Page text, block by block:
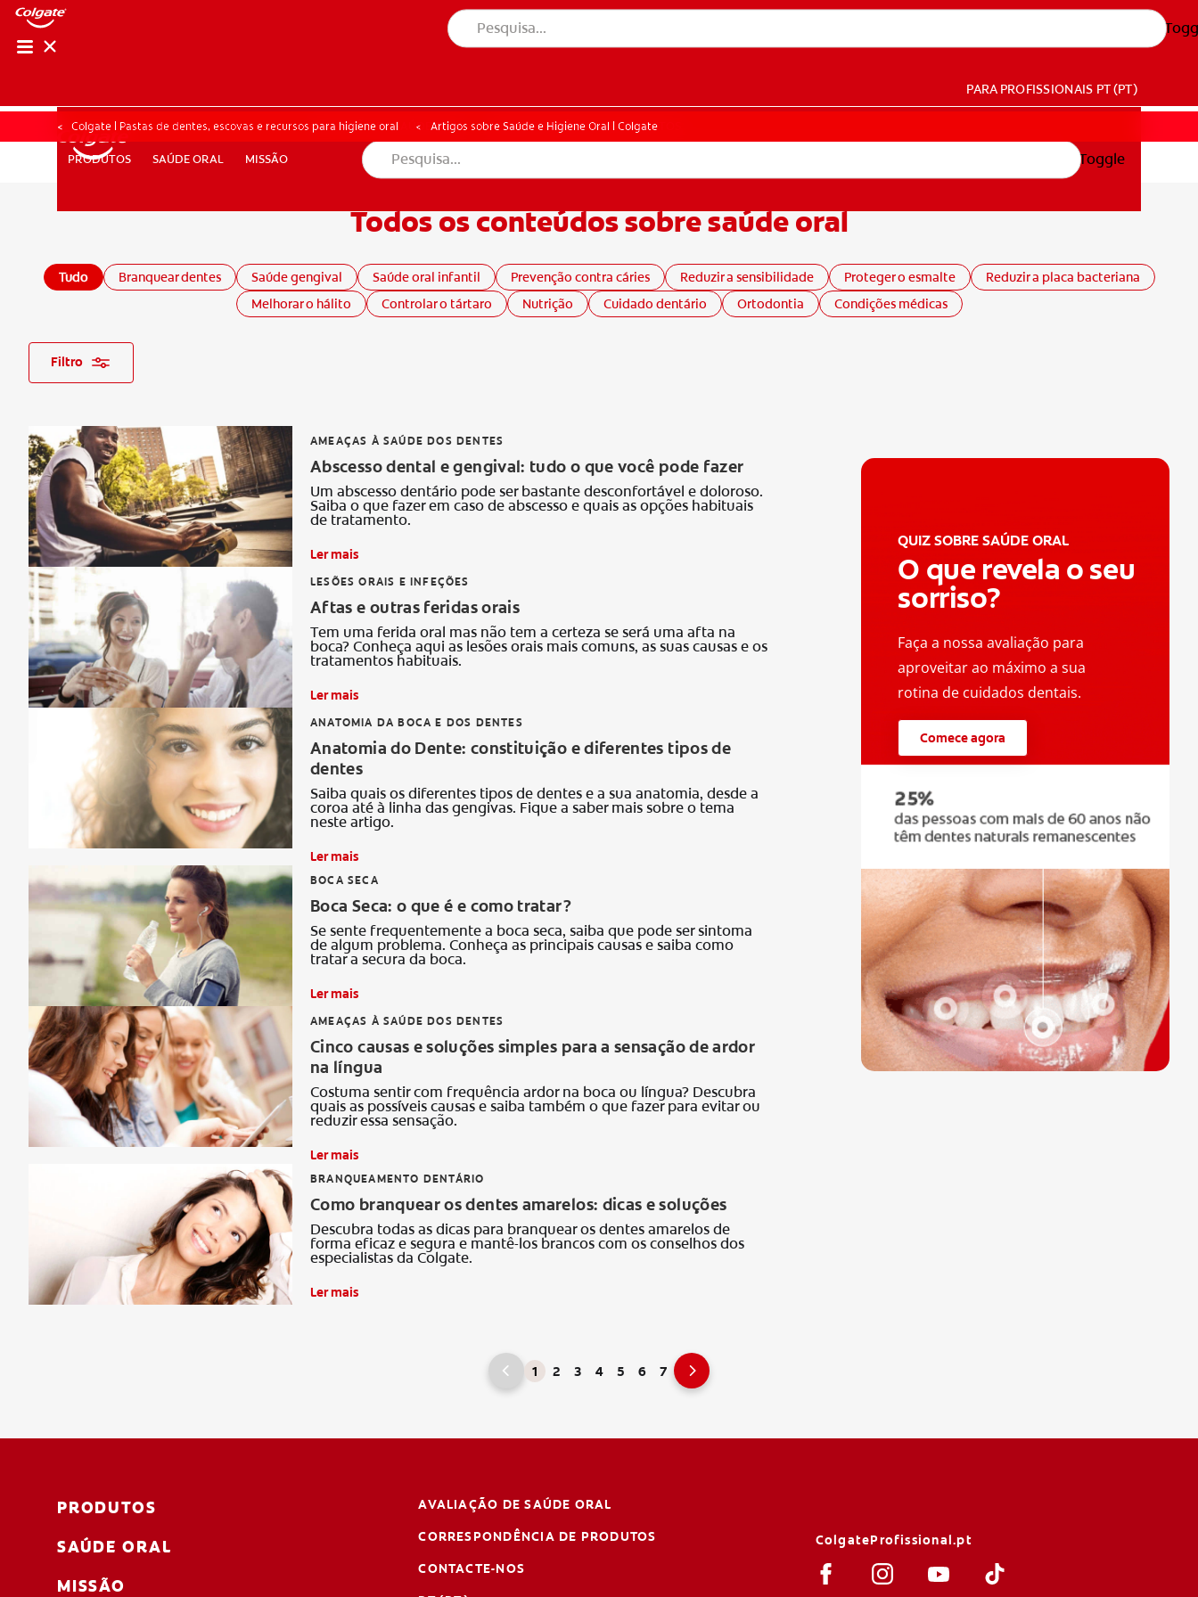
PRODUTOS SAÚDE ORAL MISSÃO
PARA PROFISSIONAIS PT (PT)
PARA PROFISSIONAIS PT (PT)
PRODUTOS SAÚDE ORAL MISSÃO
AVALIAÇÃO DE SAÚDE ORAL CORRESPONDÊNCIA DE PRODUTOS
Toggle
Colgate | Pastas de dentes, escovas e recursos para higiene oral Artigos sobre Saúde e Higiene Oral | Colgate
Todos os conteúdos sobre saúde oral
Tudo Branquear dentes Saúde gengival Saúde oral infantil Prevenção contra cáries Reduzir a sensibilidade Proteger o esmalte
Reduzir a placa bacteriana
Melhorar o hálito
Controlar o tártaro Nutrição Cuidado dentário Ortodontia Condições médicas
Filtro
AMEAÇAS À SAÚDE DOS DENTES
Abscesso dental e gengival: tudo o que você pode fazer
Um abscesso dentário pode ser bastante desconfortável e doloroso.
Saiba o que fazer em caso de abscesso e quais as opções habituais
de tratamento.
Ler mais
LESÕES ORAIS E INFEÇÕES
Aftas e outras feridas orais
Tem uma ferida oral mas não tem a certeza se será uma afta na
boca? Conheça aqui as lesões orais mais comuns, as suas causas e os
tratamentos habituais.
Ler mais
ANATOMIA DA BOCA E DOS DENTES
Anatomia do Dente: constituição e diferentes tipos de
dentes
Saiba quais os diferentes tipos de dentes e a sua anatomia, desde a
coroa até à linha das gengivas. Fique a saber mais sobre o tema
neste artigo.
Ler mais
BOCA SECA
Boca Seca: o que é e como tratar?
Se sente frequentemente a boca seca, saiba que pode ser sintoma
de algum problema. Conheça as principais causas e saiba como
tratar a secura da boca.
Ler mais
AMEAÇAS À SAÚDE DOS DENTES
Cinco causas e soluções simples para a sensação de ardor
na língua
Costuma sentir com frequência ardor na boca ou língua? Descubra
quais as possíveis causas e saiba também o que fazer para evitar ou
reduzir essa sensação.
Ler mais
BRANQUEAMENTO DENTÁRIO
Como branquear os dentes amarelos: dicas e soluções
Descubra todas as dicas para branquear os dentes amarelos de
forma eficaz e segura e mantê-los brancos com os conselhos dos
especialistas da Colgate.
Ler mais
1 2 3 4 5 6 7
QUIZ SOBRE SAÚDE ORAL
O que revela o seu
sorriso?
Faça a nossa avaliação para
aproveitar ao máximo a sua
rotina de cuidados dentais.
Comece agora
PRODUTOS
SAÚDE ORAL
MISSÃO
AVALIAÇÃO DE SAÚDE ORAL
CORRESPONDÊNCIA DE PRODUTOS
CONTACTE-NOS
ColgateProfissional.pt